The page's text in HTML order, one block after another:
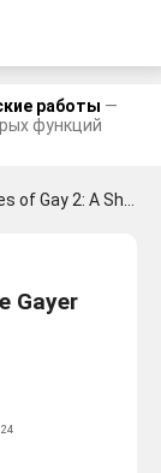
работы —
функций
2: A Shade Gayer
Gayer